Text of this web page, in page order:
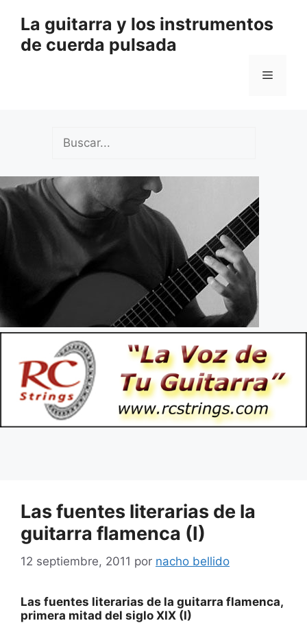
contenido
La guitarra y los instrumentos
de cuerda pulsada
Menú
Las fuentes literarias de la
guitarra flamenca (I)
12 septiembre, 2011 por nacho bellido
Las fuentes literarias de la guitarra flamenca,
primera mitad del siglo XIX (I)